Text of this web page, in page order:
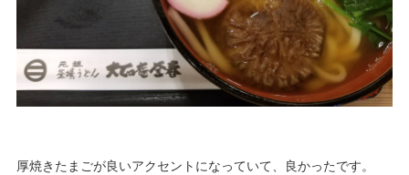
厚焼きたまごが良いアクセントになっていて、良かったです。